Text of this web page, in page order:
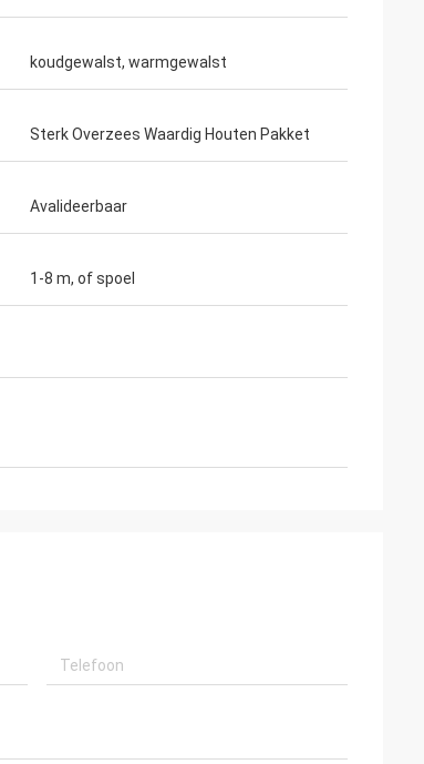
koudgewalst, warmgewalst
Sterk Overzees Waardig Houten Pakket
Avalideerbaar
1-8 m, of spoel